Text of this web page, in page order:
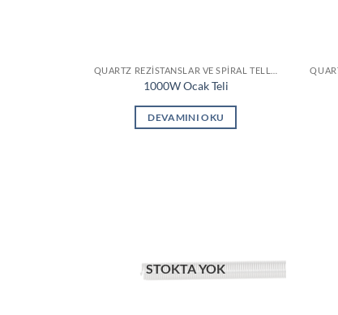
1000W Ocak Teli
DEVAMINI OKU
STOKTA YOK